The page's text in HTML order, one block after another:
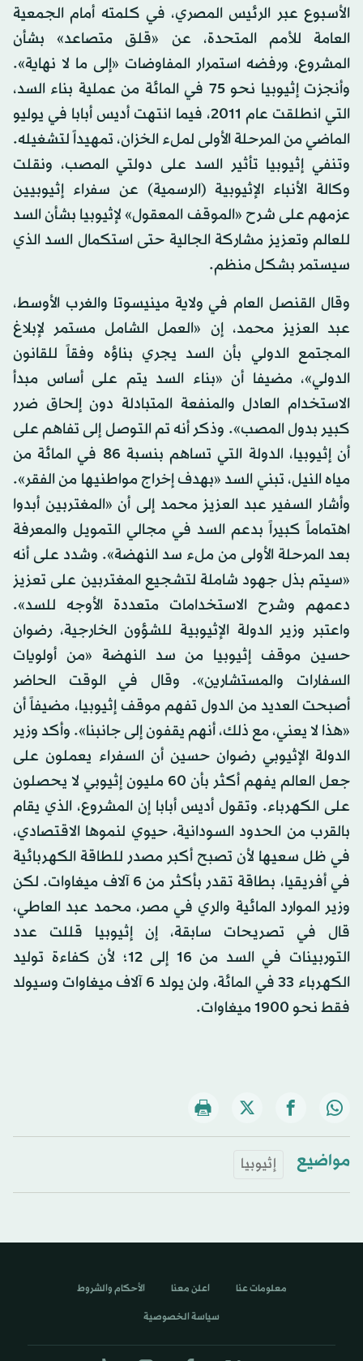
الأسبوع عبر الرئيس المصري، في كلمته أمام الجمعية
العامة للأمم المتحدة، عن «قلق متصاعد» بشأن
المشروع، ورفضه استمرار المفاوضات «إلى ما لا نهاية».
وأنجزت إثيوبيا نحو 75 في المائة من عملية بناء السد،
التي انطلقت عام 2011، فيما انتهت أديس أبابا في يوليو
الماضي من المرحلة الأولى لملء الخزان، تمهيداً لتشغيله.
وتنفي إثيوبيا تأثير السد على دولتي المصب، ونقلت
وكالة الأنباء الإثيوبية (الرسمية) عن سفراء إثيوبيين
عزمهم على شرح «الموقف المعقول» لإثيوبيا بشأن السد
للعالم وتعزيز مشاركة الجالية حتى استكمال السد الذي
سيستمر بشكل منظم.
وقال القنصل العام في ولاية مينيسوتا والغرب الأوسط،
عبد العزيز محمد، إن «العمل الشامل مستمر لإبلاغ
المجتمع الدولي بأن السد يجري بناؤه وفقاً للقانون
الدولي»، مضيفا أن «بناء السد يتم على أساس مبدأ
الاستخدام العادل والمنفعة المتبادلة دون إلحاق ضرر
كبير بدول المصب». وذكر أنه تم التوصل إلى تفاهم على
أن إثيوبيا، الدولة التي تساهم بنسبة 86 في المائة من
مياه النيل، تبني السد «بهدف إخراج مواطنيها من الفقر».
وأشار السفير عبد العزيز محمد إلى أن «المغتربين أبدوا
اهتماماً كبيراً بدعم السد في مجالي التمويل والمعرفة
بعد المرحلة الأولى من ملء سد النهضة». وشدد على أنه
«سيتم بذل جهود شاملة لتشجيع المغتربين على تعزيز
دعمهم وشرح الاستخدامات متعددة الأوجه للسد».
واعتبر وزير الدولة الإثيوبية للشؤون الخارجية، رضوان
حسين موقف إثيوبيا من سد النهضة «من أولويات
السفارات والمستشارين». وقال في الوقت الحاضر
أصبحت العديد من الدول تفهم موقف إثيوبيا، مضيفاً أن
«هذا لا يعني، مع ذلك، أنهم يقفون إلى جانبنا». وأكد وزير
الدولة الإثيوبي رضوان حسين أن السفراء يعملون على
جعل العالم يفهم أكثر بأن 60 مليون إثيوبي لا يحصلون
على الكهرباء. وتقول أديس أبابا إن المشروع، الذي يقام
بالقرب من الحدود السودانية، حيوي لنموها الاقتصادي،
في ظل سعيها لأن تصبح أكبر مصدر للطاقة الكهربائية
في أفريقيا، بطاقة تقدر بأكثر من 6 آلاف ميغاوات. لكن
وزير الموارد المائية والري في مصر، محمد عبد العاطي،
قال في تصريحات سابقة، إن إثيوبيا قللت عدد
التوربينات في السد من 16 إلى 12؛ لأن كفاءة توليد
الكهرباء 33 في المائة، ولن يولد 6 آلاف ميغاوات وسيولد
فقط نحو 1900 ميغاوات.
مواضيع إثيوبيا
معلومات عنا اعلن معنا الأحكام والشروط
سياسة الخصوصية